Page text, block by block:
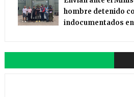
hombre detenido
indocumentados